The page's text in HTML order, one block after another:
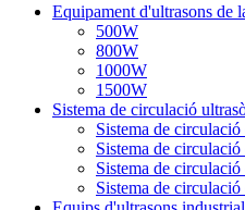
Equipament d'ultrasons de
500W
800W
1000W
1500W
Sistema de circulació
Sistema de
Sistema de
Sistema de
Sistema de